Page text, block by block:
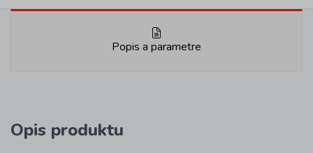
Popis a parametre
Opis produktu